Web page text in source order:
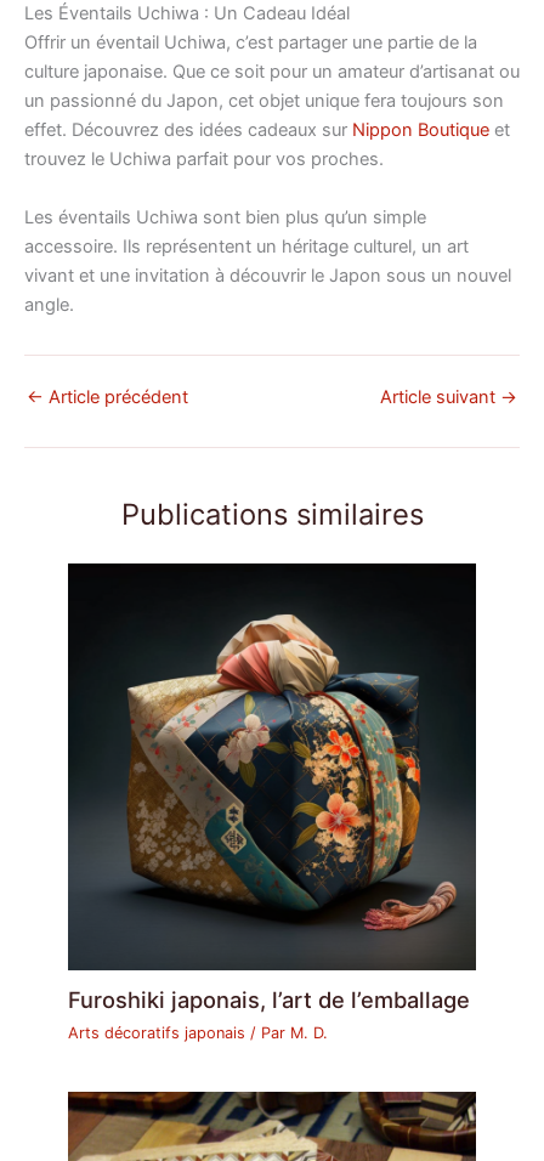
Les Éventails Uchiwa : Un Cadeau Idéal
Offrir un éventail Uchiwa, c’est partager une partie de la
culture japonaise. Que ce soit pour un amateur d’artisanat ou
un passionné du Japon, cet objet unique fera toujours son
effet. Découvrez des idées cadeaux sur Nippon Boutique et
trouvez le Uchiwa parfait pour vos proches.
Les éventails Uchiwa sont bien plus qu’un simple
accessoire. Ils représentent un héritage culturel, un art
vivant et une invitation à découvrir le Japon sous un nouvel
angle.
← Article précédent Article suivant →
Publications similaires
Furoshiki japonais, l’art de l’emballage
Arts décoratifs japonais / Par M. D.